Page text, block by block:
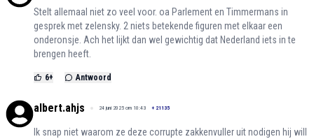
Stelt allemaal niet zo veel voor. oa Parlement en Timmermans in
gesprek met zelensky. 2 niets betekende figuren met elkaar een
onderonsje. Ach het lijkt dan wel gewichtig dat Nederland iets in te
brengen heeft.
6+ Antwoord
albert.ahjs 24 juni 2025 om 10:43 + 21135
Ik snap niet waarom ze deze corrupte zakkenvuller uit nodigen hij will